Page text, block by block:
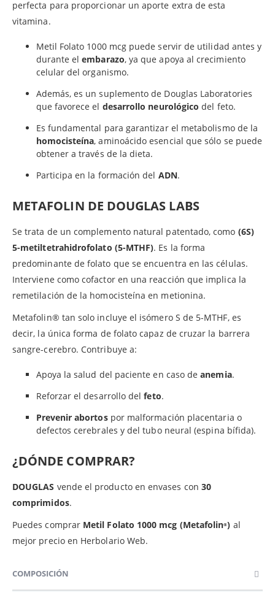
perfecta para proporcionar un aporte extra de esta
vitamina.
Metil Folato 1000 mcg puede servir de utilidad antes y
durante elembarazo, ya que apoya al crecimiento
celular del organismo.
Además, es un suplemento de Douglas Laboratories
que favorece el desarrollo neurológico del feto.
Es fundamental para garantizar el metabolismo de la
homocisteína, aminoácido esencial que sólo se puede
obtener a través de la dieta.
Participa en la formación del ADN.
METAFOLIN DE DOUGLAS LABS
Se trata de un complemento natural patentado, como (6S)
5-metiltetrahidrofolato (5-MTHF). Es la forma
predominante de folato que se encuentra en las células.
Interviene como cofactor en una reacción que implica la
remetilación de la homocisteína en metionina.
Metafolin® tan solo incluye el isómero S de 5-MTHF, es
decir, la única forma de folato capaz de cruzar la barrera
sangre-cerebro. Contribuye a:
Apoya la salud del paciente en caso deanemia.
Reforzar el desarrollo delfeto.
Prevenir abortospor malformación placentaria o
defectos cerebrales y del tubo neural (espina bífida).
¿DÓNDE COMPRAR?
DOUGLAS vende el producto en envases con 30
comprimidos.
Puedes comprar Metil Folato 1000 mcg (Metafolin®) al
mejor precio en Herbolario Web.
COMPOSICIÓN